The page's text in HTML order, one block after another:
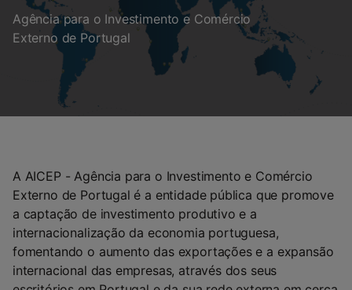
Agência para o Investimento e Comércio
Externo de Portugal
A AICEP - Agência para o Investimento e Comércio
Externo de Portugal é a entidade pública que promove
a captação de investimento produtivo e a
internacionalização da economia portuguesa,
fomentando o aumento das exportações e a expansão
internacional das empresas, através dos seus